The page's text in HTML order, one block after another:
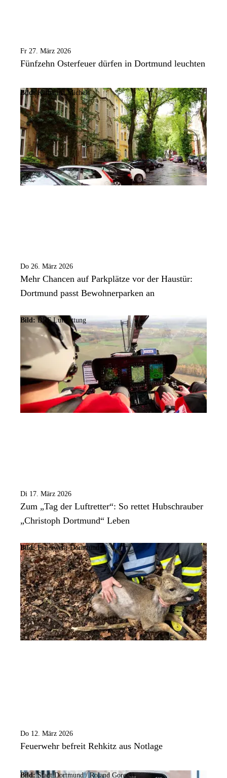
Fr 27. März 2026
Fünfzehn Osterfeuer dürfen in Dortmund leuchten
Bild: Katharina Michels
Do 26. März 2026
Mehr Chancen auf Parkplätze vor der Haustür:
Dortmund passt Bewohnerparken an
Bild: DRF Luftrettung
Di 17. März 2026
Zum „Tag der Luftretter“: So rettet Hubschrauber
„Christoph Dortmund“ Leben
Bild: Feuerwehr Dortmund
Do 12. März 2026
Feuerwehr befreit Rehkitz aus Notlage
Bild:Stadt Dortmund / Roland Gorecki